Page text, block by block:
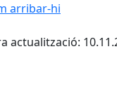
arribar-hi
actualització: